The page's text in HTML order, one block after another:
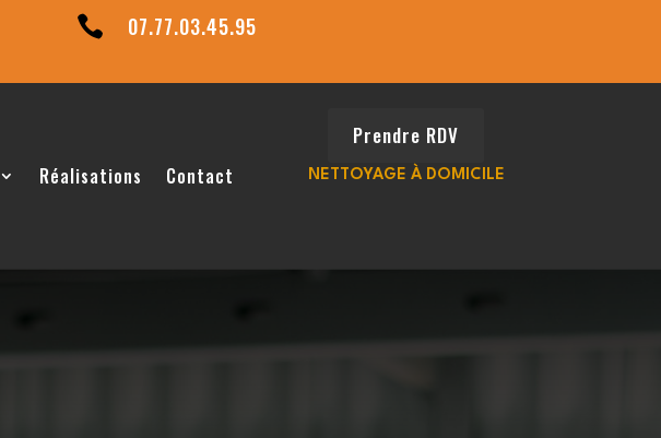
 07.77.03.45.95
Réalisations Contact
Prendre RDV
NETTOYAGE À DOMICILE